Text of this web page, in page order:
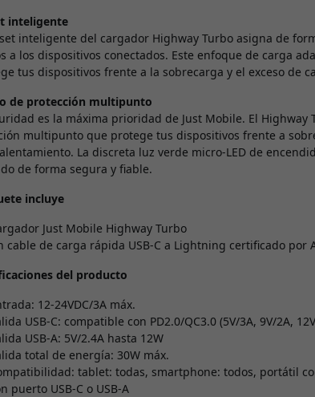
inteligente
inteligente del cargador Highway Turbo asigna de
a los dispositivos conectados. Este enfoque de carga
tus dispositivos frente a la sobrecarga y el exceso de
de protección multipunto
es la máxima prioridad de Just Mobile. El
multipunto que protege tus dispositivos frente a
La discreta luz verde micro-LED de
de forma segura y fiable.
incluye
Just Mobile Highway Turbo
cable de carga rápida USB-C a Lightning certificado por
del producto
12-24VDC/3A máx.
USB-C: compatible con PD2.0/QC3.0 (5V/3A, 9V/2A,
USB-A: 5V/2.4A hasta 12W
total de energía: 30W máx.
tablet: todas, smartphone: todos, portátil
puerto USB-C o USB-A